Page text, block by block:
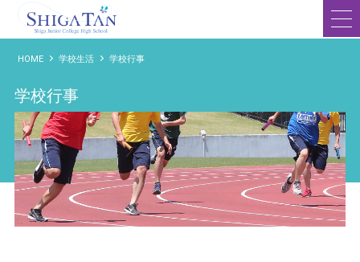
滋賀短期大学附属高等学校
HOME
学校生活 学校行事
学校行事